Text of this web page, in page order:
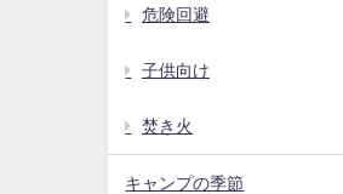
危険回避
子供向け
焚き火
キャンプの季節